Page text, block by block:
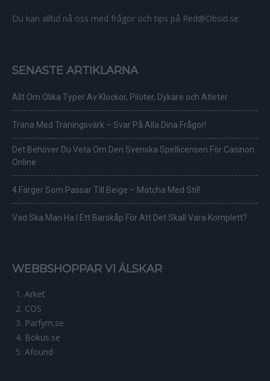
Du kan alltid nå oss med frågor och tips på Red@Obsid.se
SENASTE ARTIKLARNA
Allt Om Olika Typer Av Klockor, Piloter, Dykare och Atleter
Träna Med Träningsvärk – Svar På Alla Dina Frågor!
Det Behöver Du Veta Om Den Svenska Spellicensen För Casinon
Online
4 Färger Som Passar Till Beige – Matcha Med Stil!
Vad Ska Man Ha I Ett Barskåp För Att Det Skall Vara Komplett?
WEBBSHOPPAR VI ÄLSKAR
Arket
COS
Parfym.se
Bokus.se
Afound